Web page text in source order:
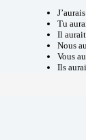
Tu
Il
Nous
Vous
Ils